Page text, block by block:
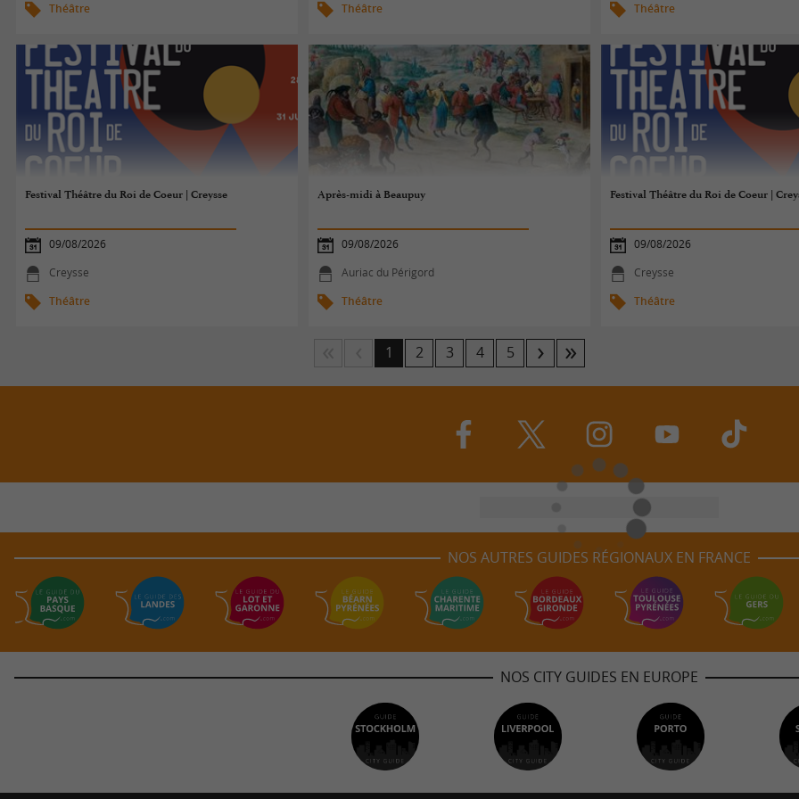
Théâtre Théâtre Théâtre
Festival Théâtre du Roi de Coeur | Creysse
09/08/2026
Creysse
Théâtre
Après-midi à Beaupuy
09/08/2026
Auriac du Périgord
Théâtre
Festival Théâtre du Roi de Coeur |
09/08/2026
Creysse
Théâtre
1 2 3 4 5
NOS AUTRES GUIDES RÉGIONAUX EN FRANCE
NOS CITY GUIDES EN EUROPE